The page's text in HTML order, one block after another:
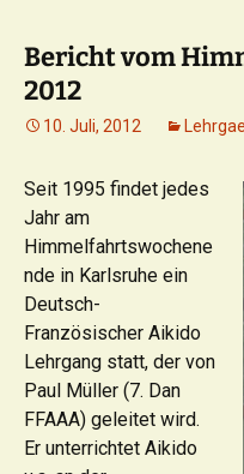
Bericht vom
2012
10. Juli, 2012
Seit 1995 findet jedes
Jahr am
Himmelfahrtswochene
nde in Karlsruhe ein
Deutsch-
Französischer Aikido
Lehrgang statt, der von
Paul Müller (7. Dan
FFAAA) geleitet wird.
Er unterrichtet Aikido